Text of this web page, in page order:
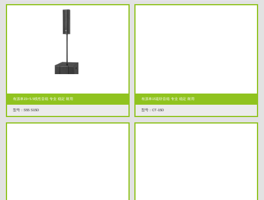
有源单15+5.5线性音箱 专业 稳定 耐用
型号：S55 S15D
有源单15返听音箱 专业 稳定 耐用
型号：CT-15D